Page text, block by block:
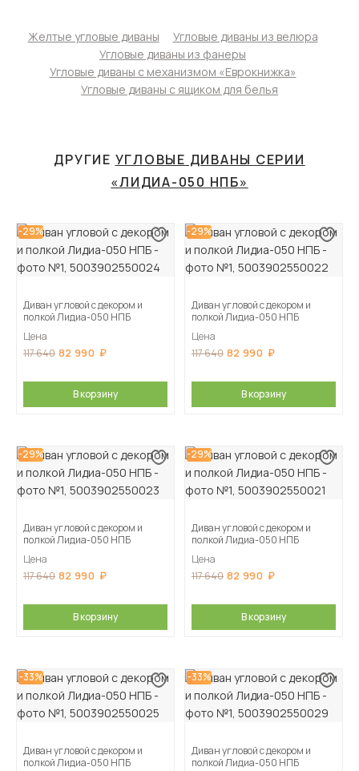
Желтые угловые диваны
Угловые диваны из велюра
Угловые диваны из фанеры
Угловые диваны с механизмом «Еврокнижка»
Угловые диваны с ящиком для белья
ДРУГИЕ УГЛОВЫЕ ДИВАНЫ СЕРИИ
«ЛИДИА-050 НПБ»
-29%
Диван угловой с декором и
полкой Лидиа-050 НПБ
Цена
117 640 82 990
В корзину
-29%
Диван угловой с декором и
полкой Лидиа-050 НПБ
Цена
117 640 82 990
В корзину
-29%
Диван угловой с декором и
полкой Лидиа-050 НПБ
Цена
117 640 82 990
В корзину
-29%
Диван угловой с декором и
полкой Лидиа-050 НПБ
Цена
117 640 82 990
В корзину
-33%
Диван угловой с декором и
полкой Лидиа-050 НПБ
-33%
Диван угловой с декором и
полкой Лидиа-050 НПБ